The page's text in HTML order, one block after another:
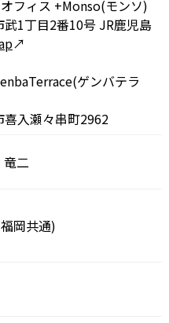
フィス +Monso(モンソ)
1丁目2番10号 JR鹿児島
↗
ゲンバテラ
入瀬々串町2962
二
岡共通)